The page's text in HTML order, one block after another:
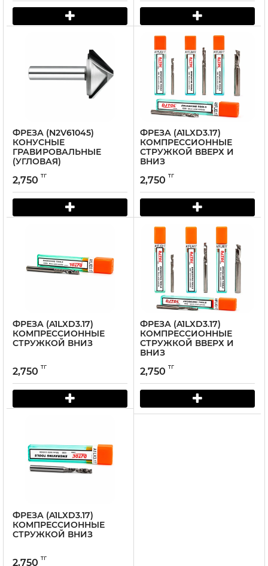
ФРЕЗА (N2V61045)
КОНУСНЫЕ
ГРАВИРОВАЛЬНЫЕ
(УГЛОВАЯ)
2,750 тг
ФРЕЗА (A1LXD3.17)
КОМПРЕССИОННЫЕ
СТРУЖКОЙ ВВЕРХ И
ВНИЗ
2,750 тг
ФРЕЗА (A1LXD3.17)
КОМПРЕССИОННЫЕ
СТРУЖКОЙ ВНИЗ
2,750 тг
ФРЕЗА (A1LXD3.17)
КОМПРЕССИОННЫЕ
СТРУЖКОЙ ВВЕРХ И
ВНИЗ
2,750 тг
ФРЕЗА (A1LXD3.17)
КОМПРЕССИОННЫЕ
СТРУЖКОЙ ВНИЗ
2,750 тг